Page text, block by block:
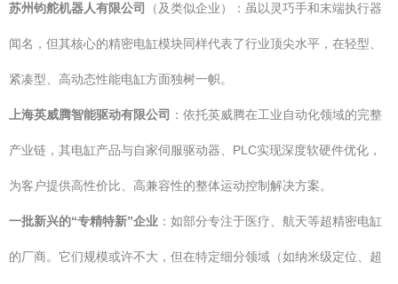
苏州钧舵机器人有限公司 （及类似企业）：虽以灵巧手和末端执行器
闻名，但其核心的精密电缸模块同样代表了行业顶尖水平，在轻型、
紧凑型、高动态性能电缸方面独树一帜。
上海英威腾智能驱动有限公司 ：依托英威腾在工业自动化领域的完整
产业链，其电缸产品与自家伺服驱动器、PLC实现深度软硬件优化，
为客户提供高性价比、高兼容性的整体运动控制解决方案。
一批新兴的“专精特新”企业 ：如部分专注于医疗、航天等超精密电缸
的厂商。它们规模或许不大，但在特定细分领域（如纳米级定位、超